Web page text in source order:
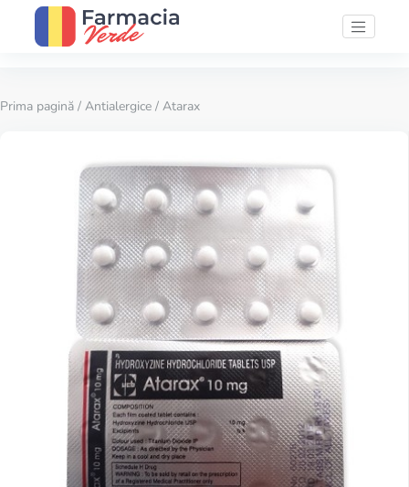
Prima pagină / Antialergice / Atarax